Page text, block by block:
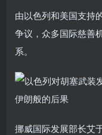
由以色列和美国支持
争议，众多国际慈善
系。
挪威国际发展部长艾